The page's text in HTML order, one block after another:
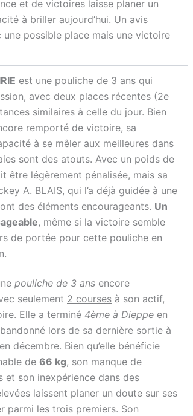
et de victoires laisse planer un
à briller aujourd’hui. Un avis
possible place mais une victoire
est une pouliche de 3 ans qui
avec deux places récentes (2e
similaires à celle du jour. Bien
remporté de victoire, sa
à se mêler aux meilleures dans
sont des atouts. Avec un poids de
être légèrement pénalisée, mais sa
A. BLAIS, qui l’a déjà guidée à une
des éléments encourageants. Un
, même si la victoire semble
de portée pour cette pouliche en
pouliche de 3 ans encore
seulement 2 courses à son actif,
Elle a terminé 4ème à Dieppe en
lors de sa dernière sortie à
décembre. Bien qu’elle bénéficie
de 66 kg, son manque de
et son inexpérience dans des
laissent planer un doute sur ses
parmi les trois premiers. Son